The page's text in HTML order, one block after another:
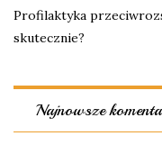
Profilaktyka
skutecznie?
Najnowsze